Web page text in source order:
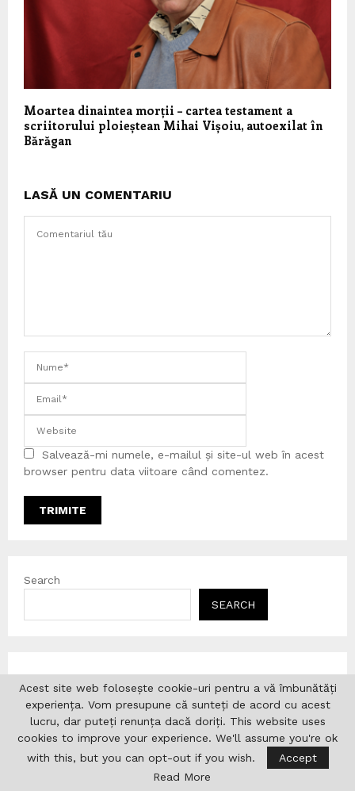
Moartea dinaintea morții – cartea testament a
scriitorului ploieștean Mihai Vișoiu, autoexilat în
Bărăgan
LASĂ UN COMENTARIU
Salvează-mi numele, e-mailul și site-ul web în acest
browser pentru data viitoare când comentez.
Search
SEARCH
Postări Recente
Precizări de presă
Top 100 Români de Pretutindeni
Noi oportunități pentru cercetătorii români din diaspora:
ANC lansează două programe de mobilitate
Acest site web folosește cookie-uri pentru a vă îmbunătăți
experiența. Vom presupune că sunteți de acord cu acest
lucru, dar puteți renunța dacă doriți. This website uses
cookies to improve your experience. We'll assume you're ok
with this, but you can opt-out if you wish.
Accept
Read More